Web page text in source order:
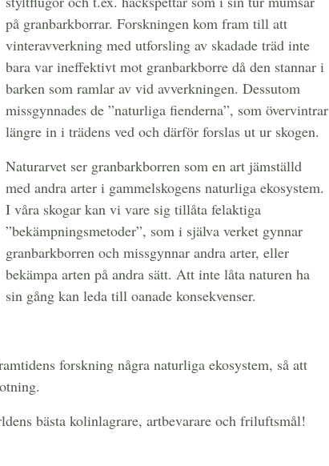
på granbarkborrar. Forskningen kom fram till att
vinteravverkning med utforsling av skadade träd inte
bara var ineffektivt mot granbarkborre då den stannar i
barken som ramlar av vid avverkningen. Dessutom
missgynnades de ”naturliga fienderna”, som övervintrar
längre in i trädens ved och därför forslas ut ur skogen.
Naturarvet ser granbarkborren som en art jämställd
med andra arter i gammelskogens naturliga ekosystem.
I våra skogar kan vi vare sig tillåta felaktiga
”bekämpningsmetoder”, som i själva verket gynnar
granbarkborren och missgynnar andra arter, eller
bekämpa arten på andra sätt. Att inte låta naturen ha
sin gång kan leda till oanade konsekvenser.
forskning några naturliga ekosystem, så att
bästa kolinlagrare, artbevarare och friluftsmål!